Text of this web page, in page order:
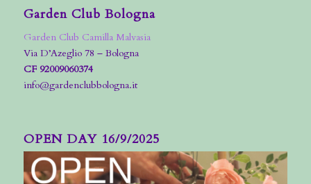
Garden Club Bologna
Garden Club Camilla Malvasia
Via D’Azeglio 78 – Bologna
CF 92009060374
info@gardenclubbologna.it
OPEN DAY 16/9/2025